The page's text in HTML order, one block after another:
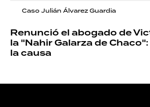
Caso Julián Álvarez Guardia
Renunció el abogado de
la "Nahir Galarza de
la causa